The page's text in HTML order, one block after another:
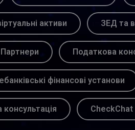
активи ЗЕД та
Партнери Податкова
фінансові установи
CheckChat